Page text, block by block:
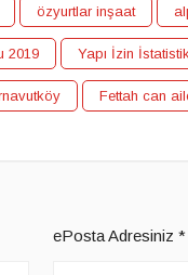
özyurtlar inşaat
2019 Yapı İzin
Fettah can
ePosta Adresiniz *